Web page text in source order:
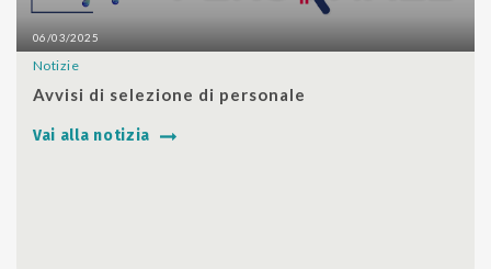
06/03/2025
Notizie
Avvisi di selezione di personale
Vai alla notizia